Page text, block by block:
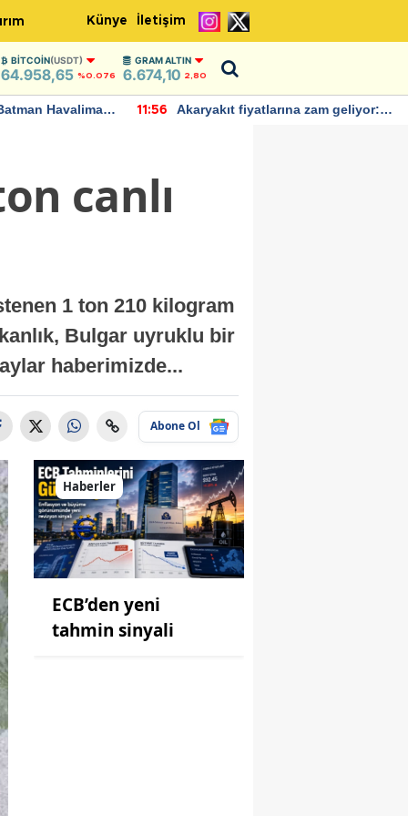
Künye İletişim
BITCOIN(USDT)
64.958,65 %0.076
GRAM ALTIN
6.674,10 2,80
Havalimanı
11:56
Akaryakıt fiyatlarına zam geliyor:
canlı
1 ton 210 kilogram
Bulgar uyruklu bir
haberimizde...
Abone Ol
Haberler
ECB’den yeni
tahmin sinyali